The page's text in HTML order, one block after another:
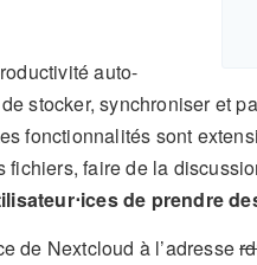
auto-
stocker, synchroniser et
fonctionnalités sont
faire de la
de prendre
de Nextcloud à l’adresse